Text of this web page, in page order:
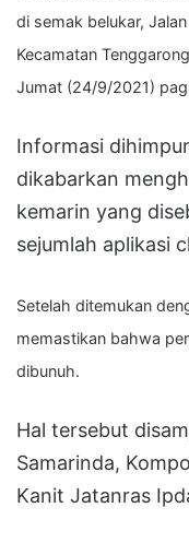
di semak belukar,
Kecamatan
Jumat (24/9/2021)
Informasi
dikabarkan
kemarin yang
sejumlah aplikasi
Setelah ditemukan
memastikan bahwa
dibunuh.
Hal tersebut
Samarinda,
Kanit Jatanras